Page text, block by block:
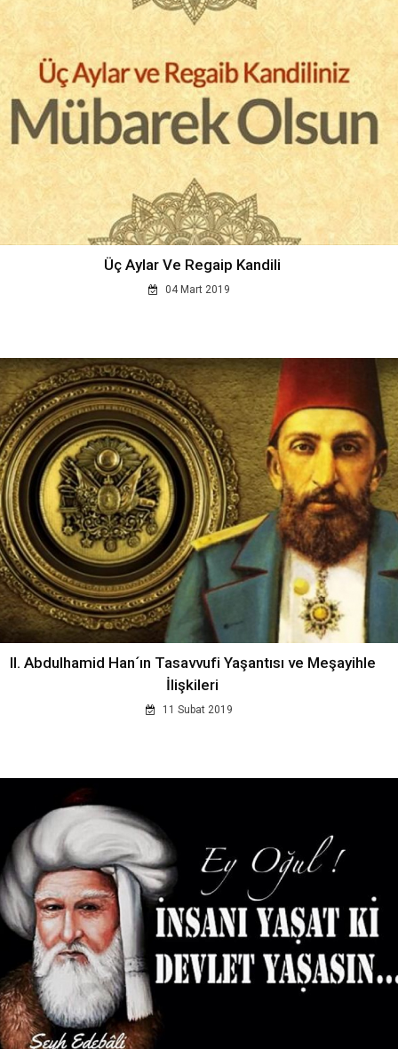
Üç Aylar Ve Regaip Kandili
04 Mart 2019
II. Abdulhamid Han´ın Tasavvufi Yaşantısı ve Meşayihle
İlişkileri
11 Subat 2019